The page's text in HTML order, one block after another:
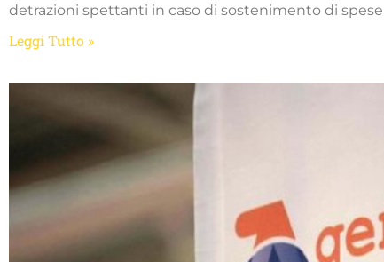
detrazioni spettanti in caso di sostenimento di
Leggi Tutto »